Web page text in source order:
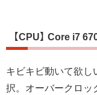
【CPU】 Core i7
キビキビ動いて欲し
択。オーバークロッ